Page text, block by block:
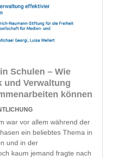
Schulen – Wie
und Verwaltung
können
war vor allem während der
ein beliebtes Thema in
und in der
kaum jemand fragte nach